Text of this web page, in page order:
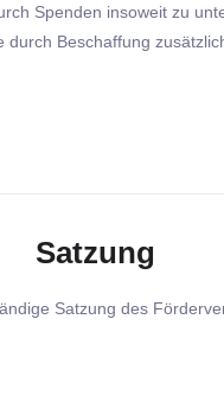
Spenden insoweit zu
durch Beschaffung
Satzung
Satzung des